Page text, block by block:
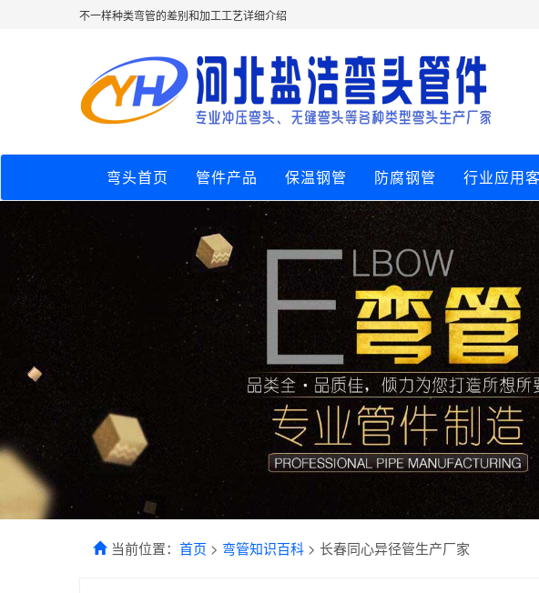
不一样种类弯管的差别和加工工艺详细介绍
弯头首页 管件产品 保温钢管 防腐钢管 行业应用
当前位置： 首页 > 弯管知识百科 > 长春同心异径管生产厂家